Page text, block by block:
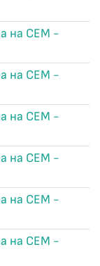
на СЕМ -
на СЕМ -
на СЕМ -
на СЕМ -
на СЕМ -
на СЕМ -